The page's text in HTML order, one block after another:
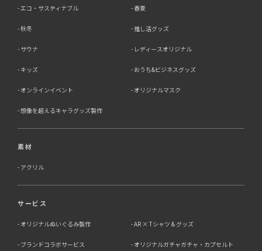
エコ・サスティナブル 春夏
秋冬 推し活グッズ
サウナ レディースオリジナル
キッズ おうち&ビジネスグッズ
オンラインイベント オリジナルマスク
想像を超えるキャラグッズ製作
素材
アクリル
サービス
オリジナルぬいぐるみ製作 AR × Tシャツ & グッズ
ブランドコラボサービス
オリジナルガチャガチャ・カプセルト